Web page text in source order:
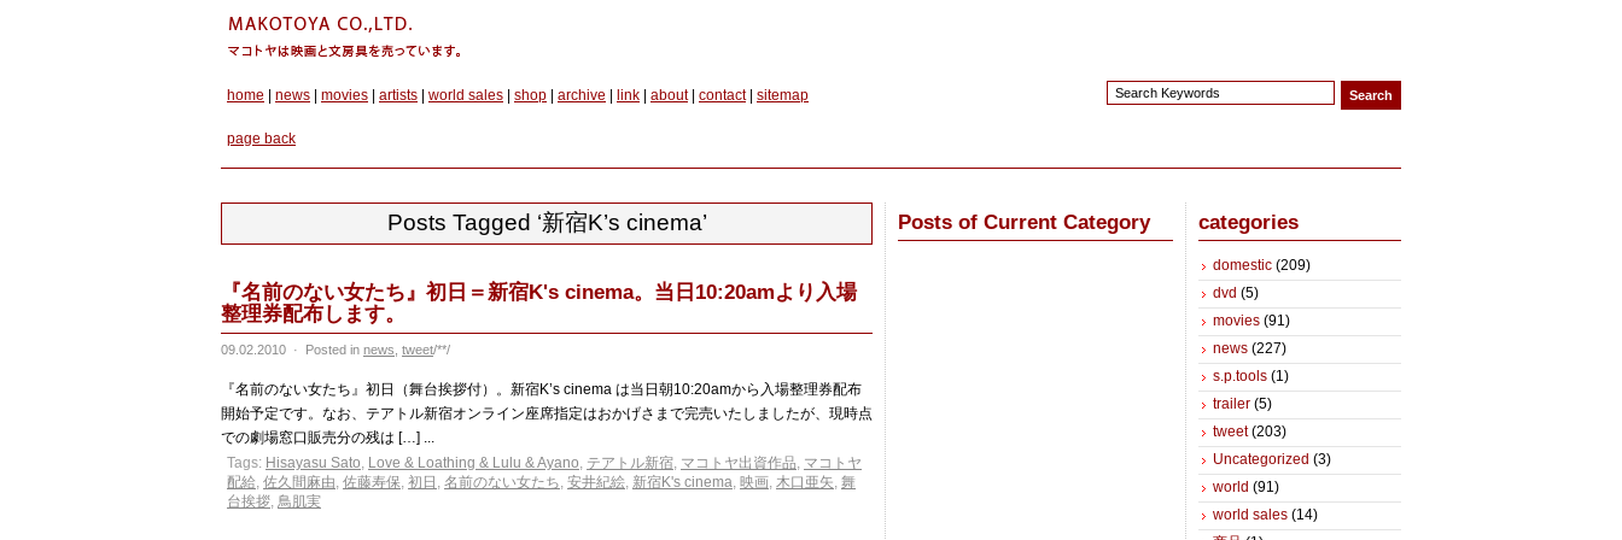
home news movies artists world sales shop archive link about| contact| sitemap
page back
Posts Tagged ‘新宿K’s cinema’
『名前のない女たち』初日＝新宿K's cinema。当日10:20amより入場
整理券配布します。
09.02.2010 · Posted in news tweet/**/
『名前のない女たち』初日（舞台挨拶付）。新宿K’s cinema は当日朝10:20amから入場整理券配布
開始予定です。なお、テアトル新宿オンライン座席指定はおかげさまで完売いたしましたが、現時点
での劇場窓口販売分の残は […] ...
Tags: Hisayasu Sato, Love & Loathing & Lulu & Ayano, テアトル新宿, マコトヤ出資作品, マコトヤ
配給, 佐久間麻由, 佐藤寿保, 初日 , 名前のない女たち, 安井紀絵, 新宿K's cinema, 映画, 木口亜矢, 舞
台挨拶, 鳥肌実
Posts of Current Category categories
domestic (209)
dvd (5)
movies (91)
news (227)
s.p.tools (1)
trailer (5)
tweet(203)
Uncategorized (3)
world (91)
world sales (14)